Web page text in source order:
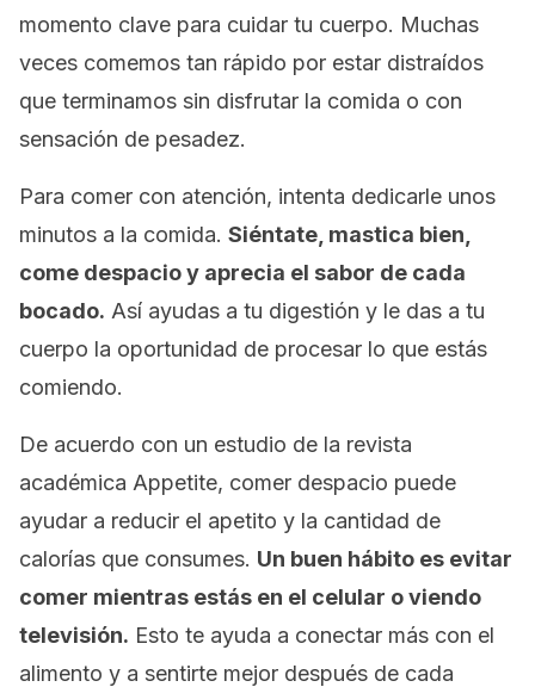
momento clave para cuidar tu cuerpo. Muchas
veces comemos tan rápido por estar distraídos
que terminamos sin disfrutar la comida o con
sensación de pesadez.
Para comer con atención, intenta dedicarle unos
minutos a la comida. Siéntate, mastica bien,
come despacio y aprecia el sabor de cada
bocado. Así ayudas a tu digestión y le das a tu
cuerpo la oportunidad de procesar lo que estás
comiendo.
De acuerdo con un estudio de la revista
académica Appetite, comer despacio puede
ayudar a reducir el apetito y la cantidad de
calorías que consumes. Un buen hábito es evitar
comer mientras estás en el celular o viendo
televisión. Esto te ayuda a conectar más con el
alimento y a sentirte mejor después de cada